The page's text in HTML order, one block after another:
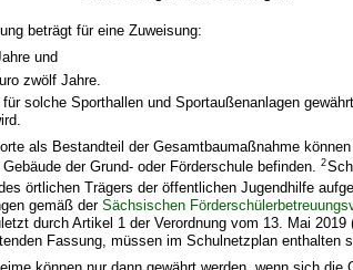
beträgt für eine Zuweisung:
und
zwölf Jahre.
solche Sporthallen und Sportaußenanlagen
als Bestandteil der Gesamtbaumaßnahme
der Grund- oder Förderschule befinden.2
örtlichen Trägers der öffentlichen Jugendhilfe
gemäß derSächsischen
durch Artikel 1 der Verordnung vom 13. Mai
Fassung, müssen im Schulnetzplan enthalten